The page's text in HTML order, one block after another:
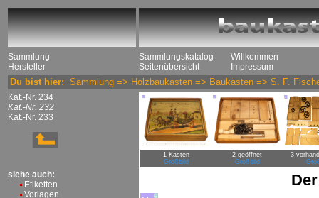
Sammlung
Hersteller
Sammlungskatalog
Seitenübersicht
Willkommen
Impressum
Du bist hier: Sammlung => Holzbaukasten => Baukästen => S. F.
Kat.-Nr. 234
Kat.-Nr. 232
Kat.-Nr. 233
siehe auch:
Etiketten
Vorlagen
1 Kasten
Großbild
2 geöffnet
Großbild
3